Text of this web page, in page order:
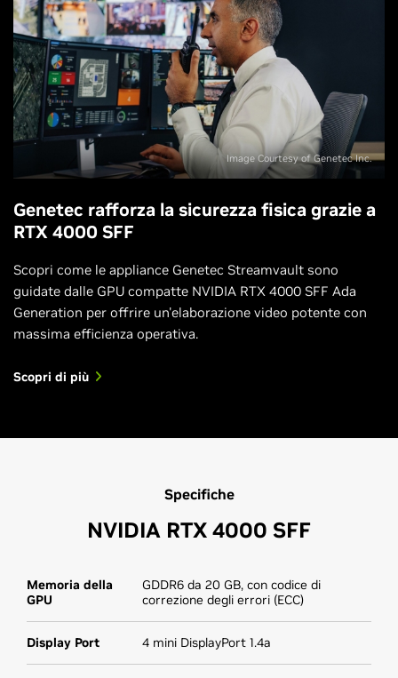
Genetec rafforza la sicurezza fisica grazie a
RTX 4000 SFF
Scopri come le appliance Genetec Streamvault sono
guidate dalle GPU compatte NVIDIA RTX 4000 SFF Ada
Generation per offrire un'elaborazione video potente con
massima efficienza operativa.
Scopri di più
Image Courtesy of Genetec Inc.
Specifiche
NVIDIA RTX 4000 SFF
Memoria della
GPU
GDDR6 da 20 GB, con codice di
correzione degli errori (ECC)
Display Port 4 mini DisplayPort 1.4a